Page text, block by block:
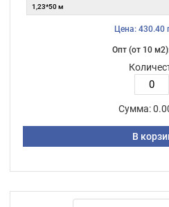
Цена: 430.40
Опт (от 10
Сумма:
В